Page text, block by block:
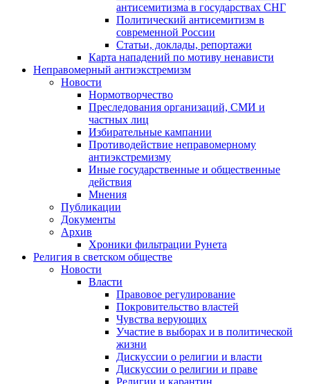
антисемитизма в государствах СНГ
Политический антисемитизм в
современной России
Статьи, доклады, репортажи
Карта нападений по мотиву ненависти
Неправомерный антиэкстремизм
Новости
Нормотворчество
Преследования организаций, СМИ и
частных лиц
Избирательные кампании
Противодействие неправомерному
антиэкстремизму
Иные государственные и общественные
действия
Мнения
Публикации
Документы
Архив
Хроники фильтрации Рунета
Религия в светском обществе
Новости
Власти
Правовое регулирование
Покровительство властей
Чувства верующих
Участие в выборах и в политической
жизни
Дискуссии о религии и власти
Дискуссии о религии и праве